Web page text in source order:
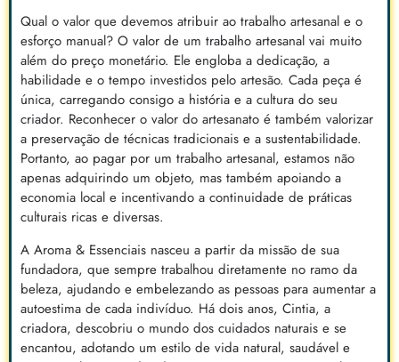
Qual o valor que devemos atribuir ao trabalho artesanal e o
esforço manual? O valor de um trabalho artesanal vai muito
além do preço monetário. Ele engloba a dedicação, a
habilidade e o tempo investidos pelo artesão. Cada peça é
única, carregando consigo a história e a cultura do seu
criador. Reconhecer o valor do artesanato é também valorizar
a preservação de técnicas tradicionais e a sustentabilidade.
Portanto, ao pagar por um trabalho artesanal, estamos não
apenas adquirindo um objeto, mas também apoiando a
economia local e incentivando a continuidade de práticas
culturais ricas e diversas.
A Aroma & Essenciais nasceu a partir da missão de sua
fundadora, que sempre trabalhou diretamente no ramo da
beleza, ajudando e embelezando as pessoas para aumentar a
autoestima de cada indivíduo. Há dois anos, Cintia, a
criadora, descobriu o mundo dos cuidados naturais e se
encantou, adotando um estilo de vida natural, saudável e